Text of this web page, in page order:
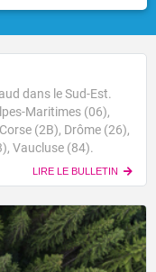
dans le Sud-Est.
Maritimes (06),
(2B), Drôme (26),
Vaucluse (84).
LIRE LE BULLETIN